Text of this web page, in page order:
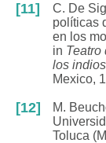
[11]
C. De
políticas
en los
in Teatro
los
Mexico,
[12] M.
Toluca